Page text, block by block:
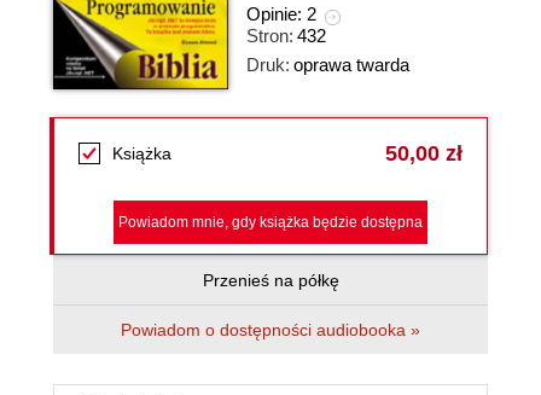
Opinie: 2
Stron: 432
Druk: oprawa twarda
Książka 50,00 zł
Powiadom mnie, gdy książka będzie dostępna
Przenieś na półkę
Powiadom o dostępności audiobooka »